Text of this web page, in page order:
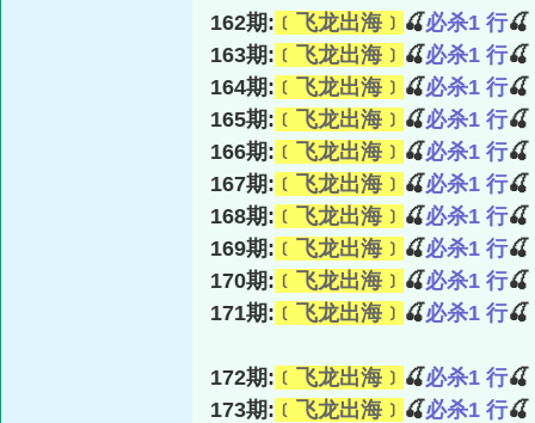
162期: ﹝飞龙出海﹞ 🍒必杀1 行🍒
163期: ﹝飞龙出海﹞ 🍒必杀1 行🍒
164期: ﹝飞龙出海﹞ 🍒必杀1 行🍒
165期: ﹝飞龙出海﹞ 🍒必杀1 行🍒
166期: ﹝飞龙出海﹞ 🍒必杀1 行🍒
167期: ﹝飞龙出海﹞ 🍒必杀1 行🍒
168期: ﹝飞龙出海﹞ 🍒必杀1 行🍒
169期: ﹝飞龙出海﹞ 🍒必杀1 行🍒
170期: ﹝飞龙出海﹞ 🍒必杀1 行🍒
171期: ﹝飞龙出海﹞ 🍒必杀1 行🍒
172期: ﹝飞龙出海﹞ 🍒必杀1 行🍒
173期: ﹝飞龙出海﹞ 🍒必杀1 行🍒